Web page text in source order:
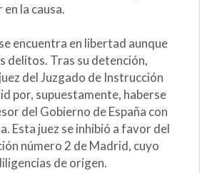
la causa.
encuentra en libertad aunque
delitos. Tras su detención,
del Juzgado de Instrucción
por, supuestamente, haberse
del Gobierno de España con
Esta juez se inhibió a favor del
número 2 de Madrid, cuyo
de origen.